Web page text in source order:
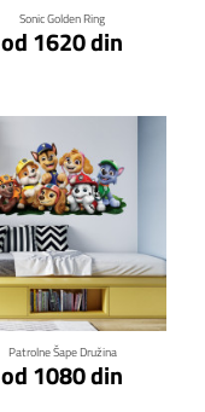
Sonic Golden Ring
od 1620 din
Patrolne Šape Družina
od 1080 din
Klikni za detalje